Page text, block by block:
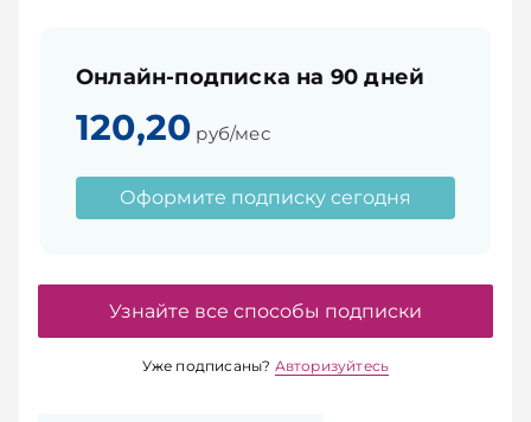
Онлайн-подписка на 90 дней
120,20 руб/мес
Оформите подписку сегодня
Узнайте все способы подписки
Уже подписаны? Авторизуйтесь